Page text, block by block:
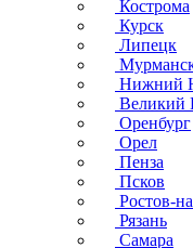
Кострома
Курск
Липецк
Нижний
Великий
Оренбург
Орел
Пенза
Псков
Ростов-
Рязань
Самара